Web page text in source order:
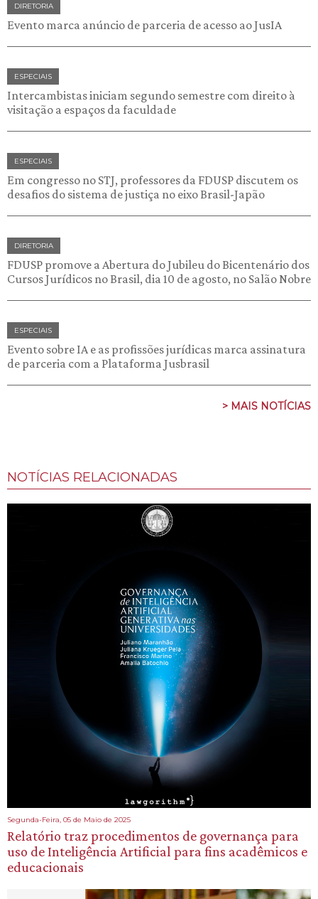
DIRETORIA
Evento marca anúncio de parceria de acesso ao JusIA
ESPECIAIS
Intercambistas iniciam segundo semestre com direito à
visitação a espaços da faculdade
ESPECIAIS
Em congresso no STJ, professores da FDUSP discutem os
desafios do sistema de justiça no eixo Brasil-Japão
DIRETORIA
FDUSP promove a Abertura do Jubileu do Bicentenário dos
Cursos Jurídicos no Brasil, dia 10 de agosto, no Salão Nobre
ESPECIAIS
Evento sobre IA e as profissões jurídicas marca assinatura
de parceria com a Plataforma Jusbrasil
> MAIS NOTÍCIAS
NOTÍCIAS RELACIONADAS
Segunda-Feira, 05 de Maio de 2025
Relatório traz procedimentos de governança para
uso de Inteligência Artificial para fins acadêmicos e
educacionais